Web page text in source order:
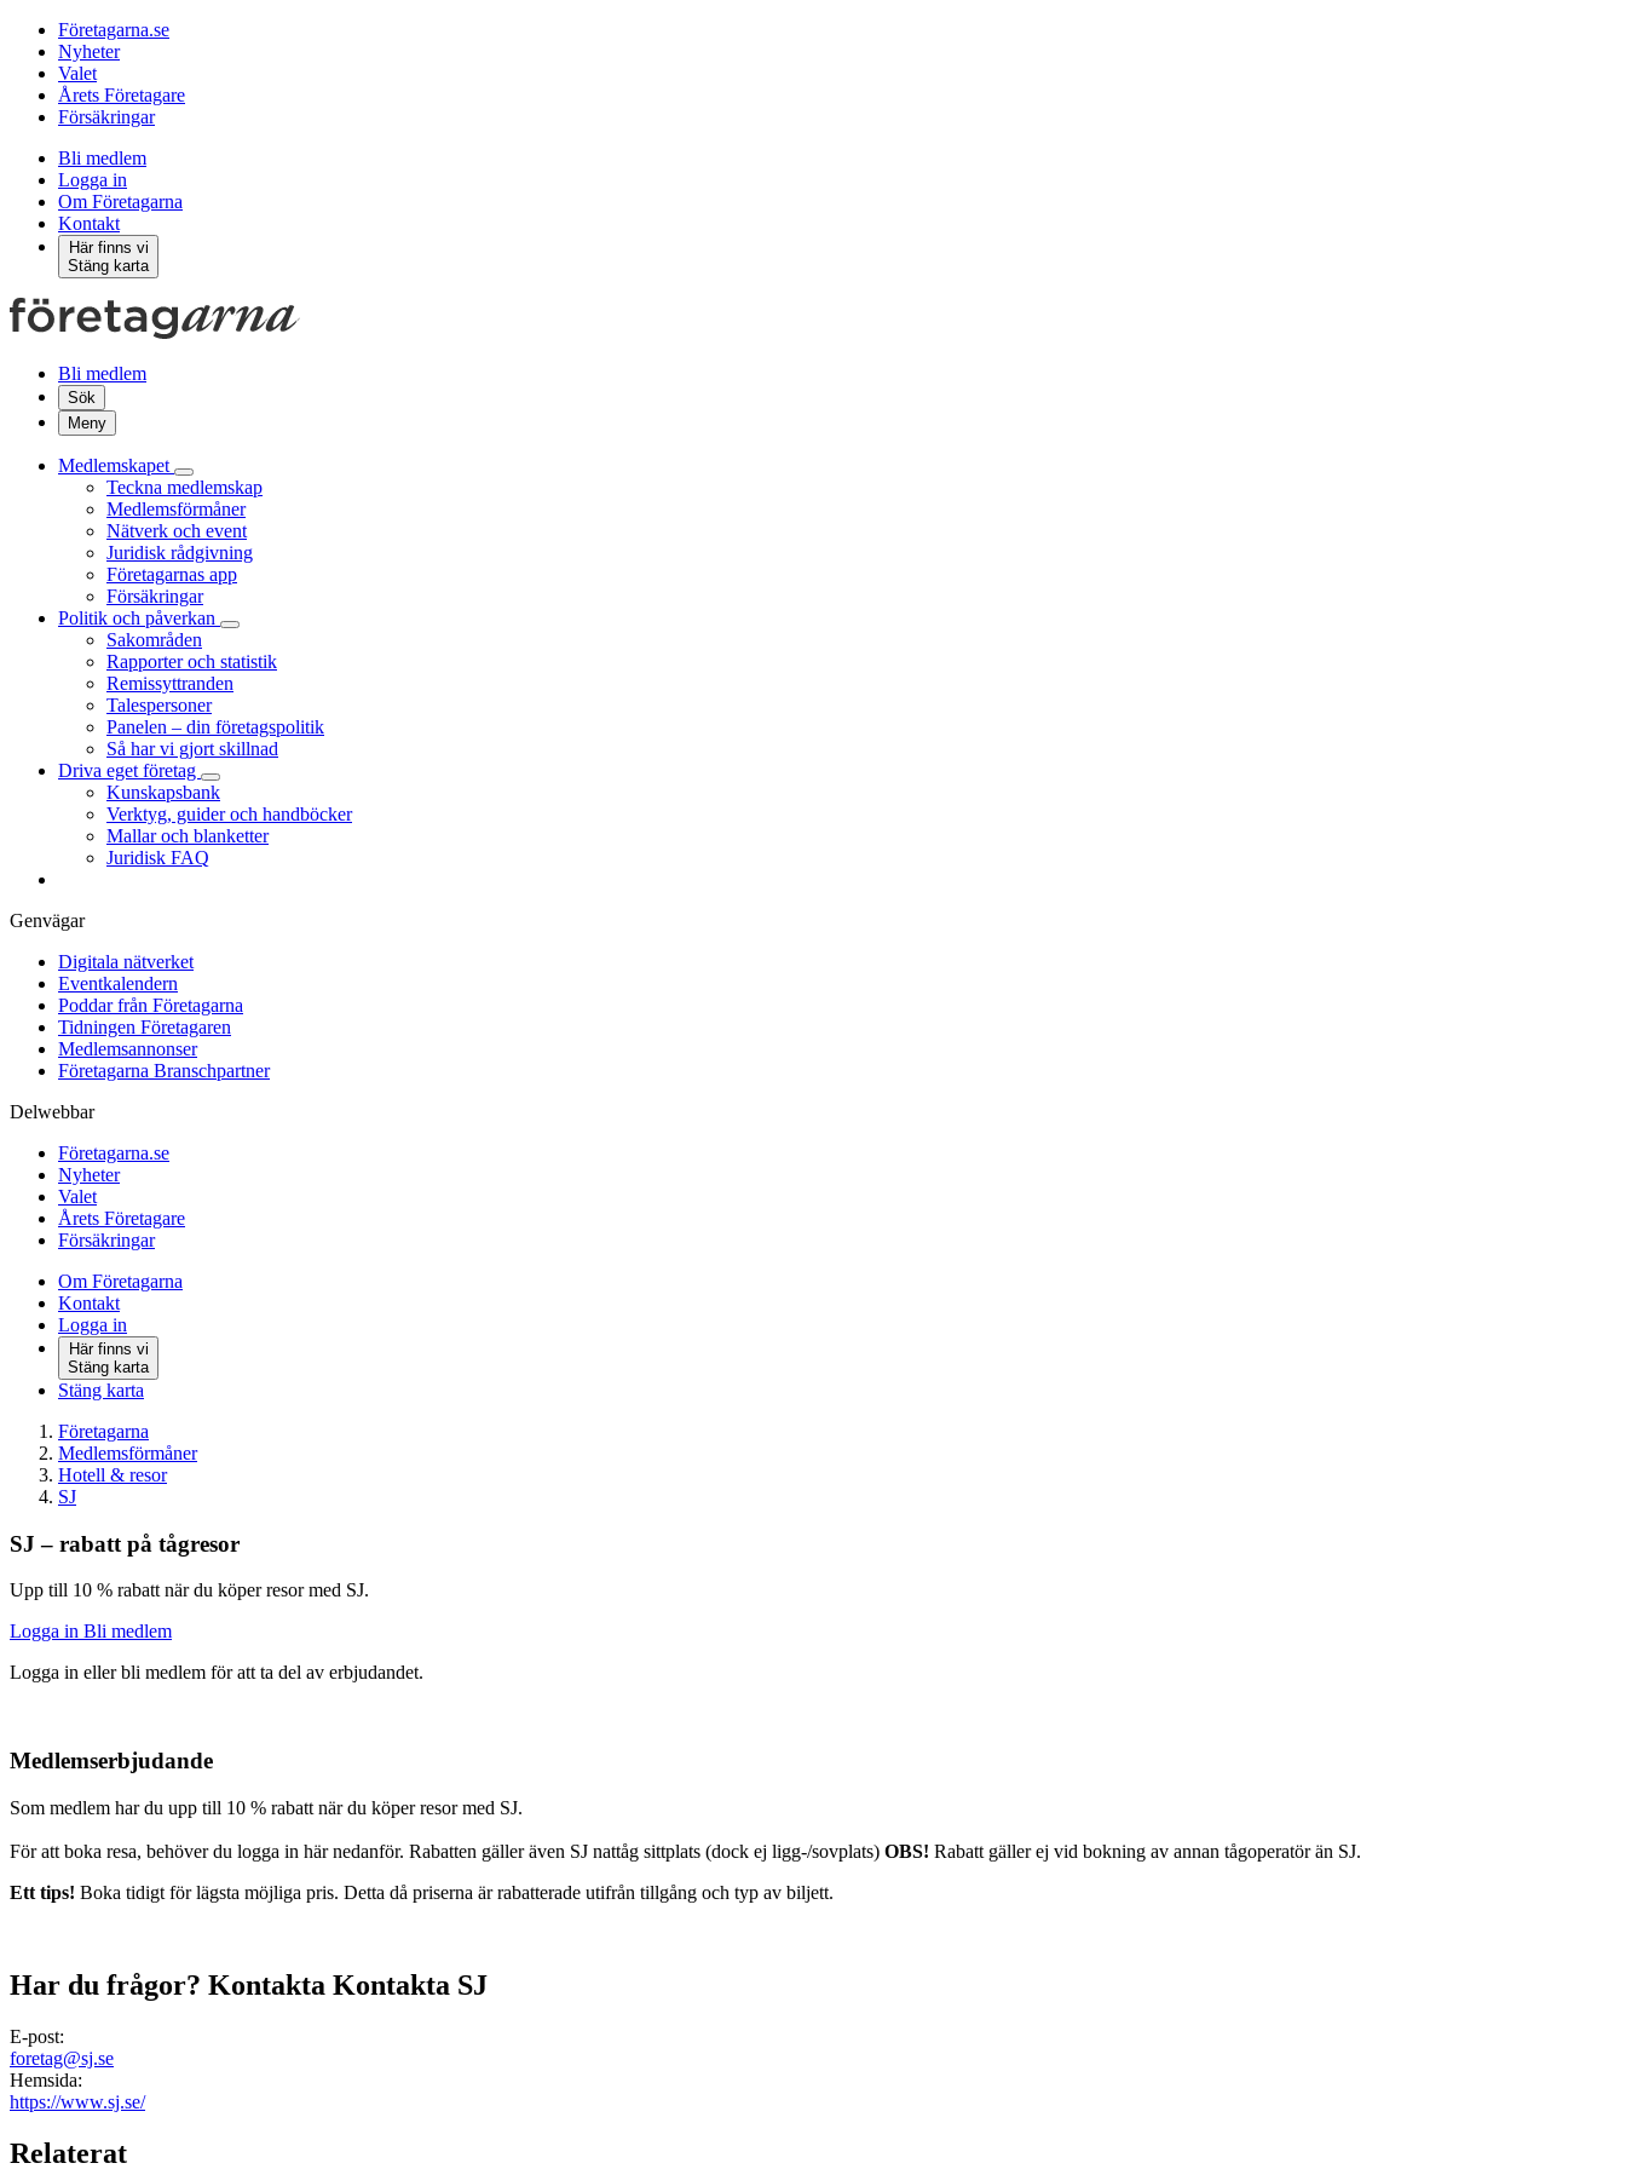
Företagarna.se
Nyheter
Valet
Årets Företagare
Försäkringar
Bli medlem
Logga in
Om Företagarna
Kontakt
Här finns vi
Stäng karta
Bli medlem
Sök
Meny
Medlemskapet
Teckna medlemskap
Medlemsförmåner
Nätverk och event
Juridisk rådgivning
Företagarnas app
Försäkringar
Politik och påverkan
Sakområden
Rapporter och statistik
Remissyttranden
Talespersoner
Panelen – din företagspolitik
Så har vi gjort skillnad
Driva eget företag
Kunskapsbank
Verktyg, guider och handböcker
Mallar och blanketter
Juridisk FAQ
Genvägar
Digitala nätverket
Eventkalendern
Poddar från Företagarna
Tidningen Företagaren
Medlemsannonser
Företagarna Branschpartner
Delwebbar
Företagarna.se
Nyheter
Valet
Årets Företagare
Försäkringar
Om Företagarna
Kontakt
Logga in
Här finns vi
Stäng karta
Stäng karta
Företagarna
Medlemsförmåner
Hotell & resor
SJ
SJ – rabatt på tågresor
Upp till 10 % rabatt när du köper resor med SJ.
Logga in Bli medlem
Logga in eller bli medlem för att ta del av erbjudandet.
Medlemserbjudande
Som medlem har du upp till 10 % rabatt när du köper resor med SJ.
För att boka resa, behöver du logga in här nedanför. Rabatten gäller även SJ nattåg sittplats (dock ej ligg-/sovplats) OBS! Rabatt gäller ej vid bokning av annan tågoperatör än SJ.
Ett tips! Boka tidigt för lägsta möjliga pris. Detta då priserna är rabatterade utifrån tillgång och typ av biljett.
Har du frågor? Kontakta Kontakta SJ
E-post:
foretag@sj.se
Hemsida:
https://www.sj.se/
Relaterat